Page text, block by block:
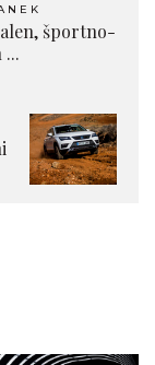
športno-